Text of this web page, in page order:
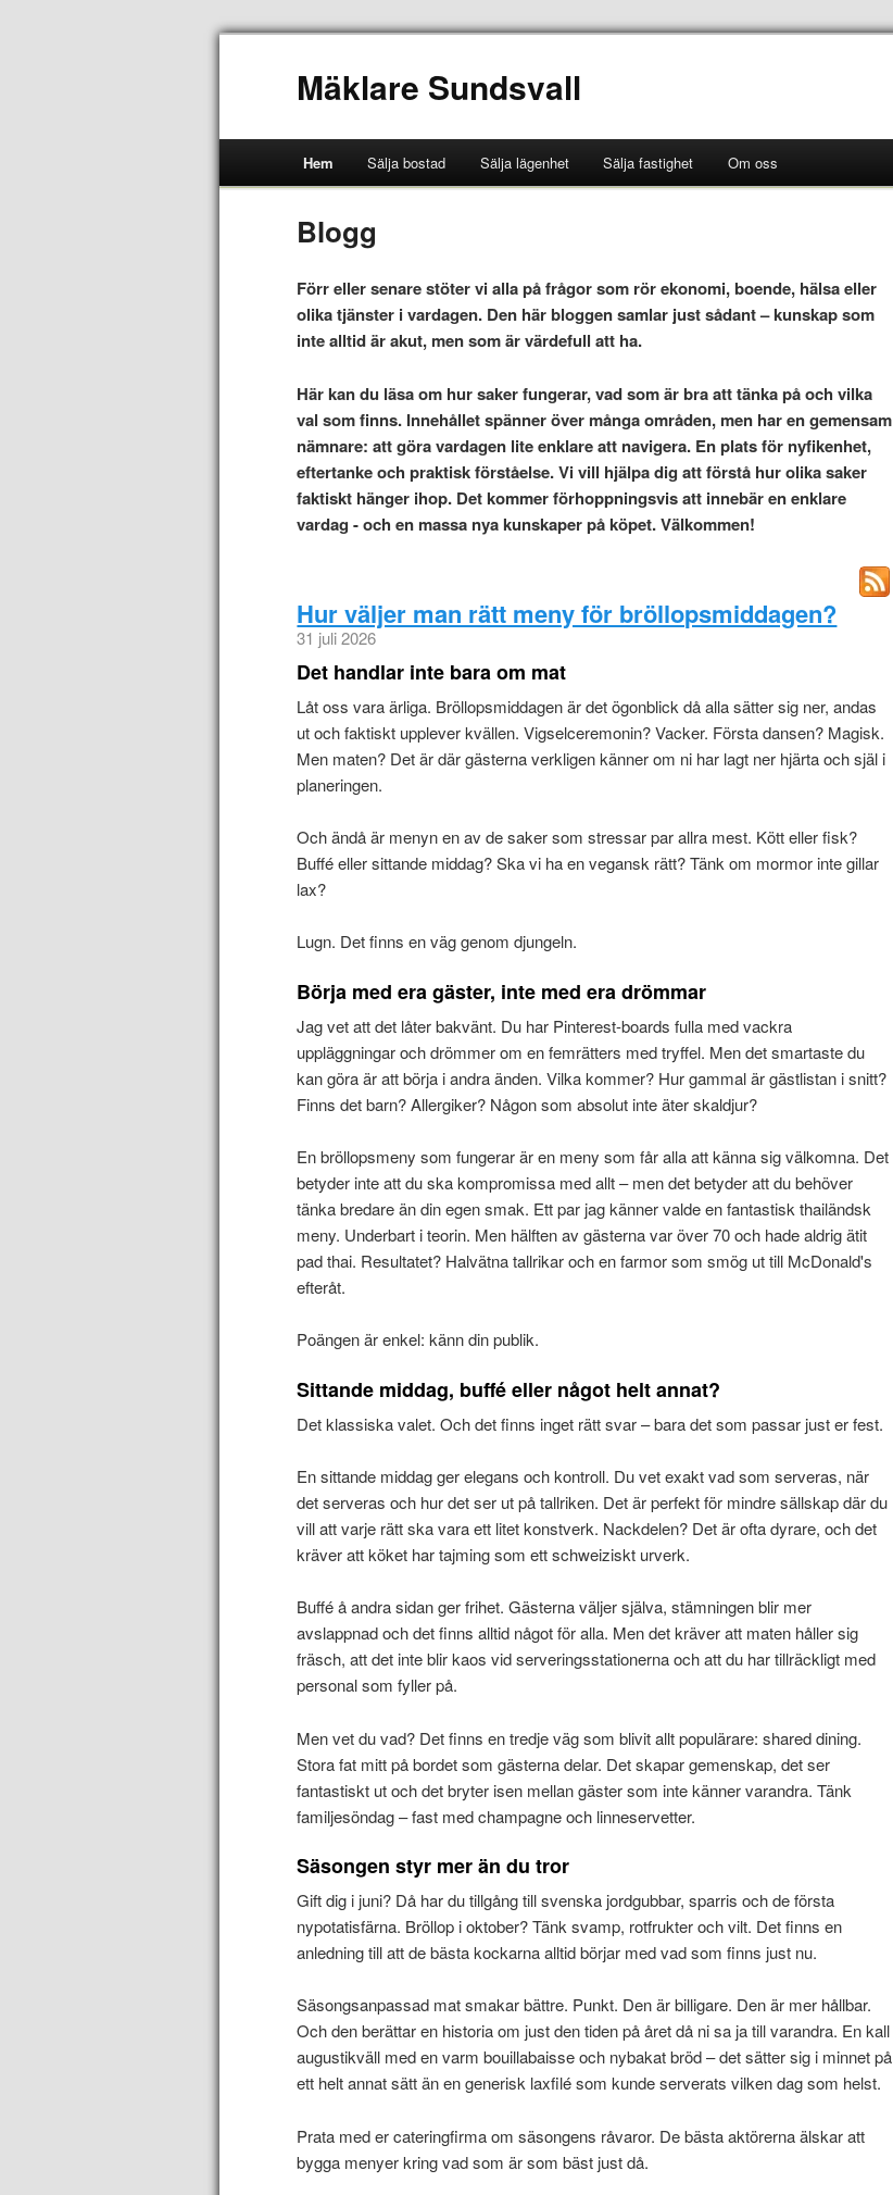
Mäklare Sundsvall
Hem Sälja bostad Sälja lägenhet Sälja fastighet Om oss
Blogg
Förr eller senare stöter vi alla på frågor som rör ekonomi, boende, hälsa eller
olika tjänster i vardagen. Den här bloggen samlar just sådant – kunskap som
inte alltid är akut, men som är värdefull att ha.
Här kan du läsa om hur saker fungerar, vad som är bra att tänka på och vilka
val som finns. Innehållet spänner över många områden, men har en gemensam
nämnare: att göra vardagen lite enklare att navigera. En plats för nyfikenhet,
eftertanke och praktisk förståelse. Vi vill hjälpa dig att förstå hur olika saker
faktiskt hänger ihop. Det kommer förhoppningsvis att innebär en enklare
vardag - och en massa nya kunskaper på köpet. Välkommen!
Hur väljer man rätt meny för bröllopsmiddagen?
31 juli 2026
Det handlar inte bara om mat
Låt oss vara ärliga. Bröllopsmiddagen är det ögonblick då alla sätter sig ner, andas
ut och faktiskt upplever kvällen. Vigselceremonin? Vacker. Första dansen? Magisk.
Men maten? Det är där gästerna verkligen känner om ni har lagt ner hjärta och själ i
planeringen.
Och ändå är menyn en av de saker som stressar par allra mest. Kött eller fisk?
Buffé eller sittande middag? Ska vi ha en vegansk rätt? Tänk om mormor inte gillar
lax?
Lugn. Det finns en väg genom djungeln.
Börja med era gäster, inte med era drömmar
Jag vet att det låter bakvänt. Du har Pinterest-boards fulla med vackra
uppläggningar och drömmer om en femrätters med tryffel. Men det smartaste du
kan göra är att börja i andra änden. Vilka kommer? Hur gammal är gästlistan i snitt?
Finns det barn? Allergiker? Någon som absolut inte äter skaldjur?
En bröllopsmeny som fungerar är en meny som får alla att känna sig välkomna. Det
betyder inte att du ska kompromissa med allt – men det betyder att du behöver
tänka bredare än din egen smak. Ett par jag känner valde en fantastisk thailändsk
meny. Underbart i teorin. Men hälften av gästerna var över 70 och hade aldrig ätit
pad thai. Resultatet? Halvätna tallrikar och en farmor som smög ut till McDonald's
efteråt.
Poängen är enkel: känn din publik.
Sittande middag, buffé eller något helt annat?
Det klassiska valet. Och det finns inget rätt svar – bara det som passar just er fest.
En sittande middag ger elegans och kontroll. Du vet exakt vad som serveras, när
det serveras och hur det ser ut på tallriken. Det är perfekt för mindre sällskap där du
vill att varje rätt ska vara ett litet konstverk. Nackdelen? Det är ofta dyrare, och det
kräver att köket har tajming som ett schweiziskt urverk.
Buffé å andra sidan ger frihet. Gästerna väljer själva, stämningen blir mer
avslappnad och det finns alltid något för alla. Men det kräver att maten håller sig
fräsch, att det inte blir kaos vid serveringsstationerna och att du har tillräckligt med
personal som fyller på.
Men vet du vad? Det finns en tredje väg som blivit allt populärare: shared dining.
Stora fat mitt på bordet som gästerna delar. Det skapar gemenskap, det ser
fantastiskt ut och det bryter isen mellan gäster som inte känner varandra. Tänk
familjesöndag – fast med champagne och linneservetter.
Säsongen styr mer än du tror
Gift dig i juni? Då har du tillgång till svenska jordgubbar, sparris och de första
nypotatisfärna. Bröllop i oktober? Tänk svamp, rotfrukter och vilt. Det finns en
anledning till att de bästa kockarna alltid börjar med vad som finns just nu.
Säsongsanpassad mat smakar bättre. Punkt. Den är billigare. Den är mer hållbar.
Och den berättar en historia om just den tiden på året då ni sa ja till varandra. En kall
augustikväll med en varm bouillabaisse och nybakat bröd – det sätter sig i minnet på
ett helt annat sätt än en generisk laxfilé som kunde serverats vilken dag som helst.
Prata med er cateringfirma om säsongens råvaror. De bästa aktörerna älskar att
bygga menyer kring vad som är som bäst just då.